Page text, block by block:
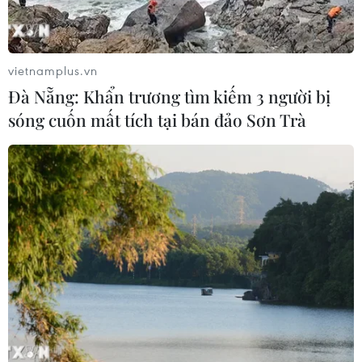
Italy và Hy Lạp trở thành điểm nóng
06/08/2026 13:24
Bão Dolphin hướng vào miền Đông
Trung Quốc, cảnh báo mưa lớn trên
diện rộng
06/08/2026 08:36
Xem thêm
vietnamplus.vn
Đà Nẵng: Khẩn trương tìm kiếm 3 người bị
sóng cuốn mất tích tại bán đảo Sơn Trà